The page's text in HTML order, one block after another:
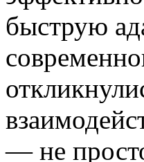
быструю
— не